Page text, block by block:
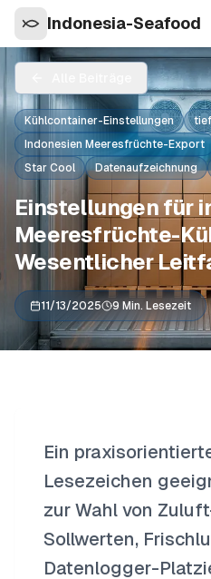
Indonesia-Seafood
Kühlcontainer-Einstellungen
Indonesien Meeresfrüchte-Export
Star Cool
Datenaufzeichnung
Einstellungen für
Meeresfrüchte-
Wesentlicher
11/13/2025 9 Min. Lesezeit
Ein
Lesezeichen
zur Wahl von
Sollwerten,
Datenlogger-